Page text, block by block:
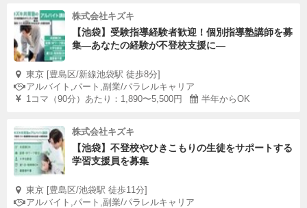
株式会社キズキ
【池袋】受験指導経験者歓迎！個別指導塾講師を募
集—あなたの経験が不登校支援に―
東京 [豊島区/新線池袋駅 徒歩8分]
アルバイト,パート,副業/パラレルキャリア
1コマ（90分）あたり：1,890〜5,500円
半年からOK
株式会社キズキ
【池袋】不登校やひきこもりの生徒をサポートする
学習支援員を募集
東京 [豊島区/池袋駅 徒歩11分]
アルバイト,パート,副業/パラレルキャリア